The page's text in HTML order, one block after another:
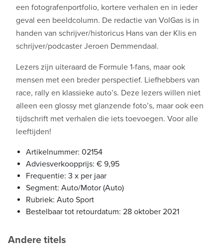
een fotografenportfolio, kortere verhalen en in ieder
geval een beeldcolumn. De redactie van VolGas is in
handen van schrijver/historicus Hans van der Klis en
schrijver/podcaster Jeroen Demmendaal.
Lezers zijn uiteraard de Formule 1-fans, maar ook
mensen met een breder perspectief. Liefhebbers van
race, rally en klassieke auto’s. Deze lezers willen niet
alleen een glossy met glanzende foto’s, maar ook een
tijdschrift met verhalen die iets toevoegen. Voor alle
leeftijden!
Artikelnummer: 02154
Adviesverkoopprijs: € 9,95
Frequentie: 3 x per jaar
Segment: Auto/Motor (Auto)
Rubriek: Auto Sport
Bestelbaar tot retourdatum: 28 oktober 2021
Andere titels